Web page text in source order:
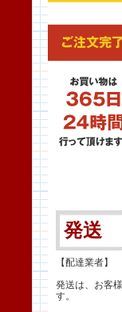
発送
【配達業者】
発送は、お客
す。